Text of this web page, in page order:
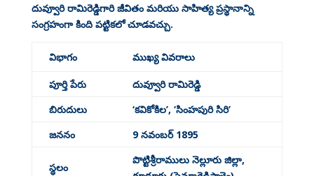
దువ్వూరి రామిరెడ్డిగారి జీవితం మరియు సాహిత్య ప్రస్థానాన్ని
సంగ్రహంగా కింది పట్టికలో చూడవచ్చు.
విభాగం ముఖ్య వివరాలు
పూర్తి పేరు
దువ్వూరి రామిరెడ్డి
బిరుదులు
‘కవికోకిల’, ‘సింహపురి సిరి’
జననం
9 నవంబర్ 1895
స్థలం
పొట్టిశ్రీరాములు నెల్లూరు జిల్లా,